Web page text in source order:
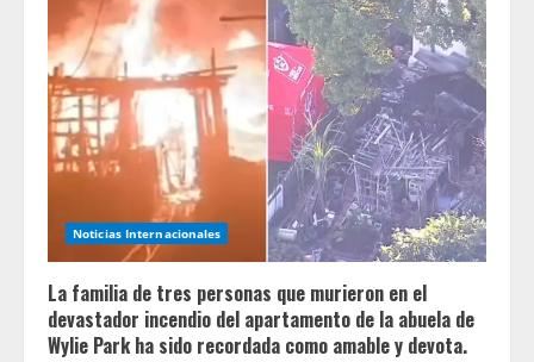
Noticias Internacionales
La familia de tres personas que murieron en el
devastador incendio del apartamento de la abuela de
Wylie Park ha sido recordada como amable y devota.